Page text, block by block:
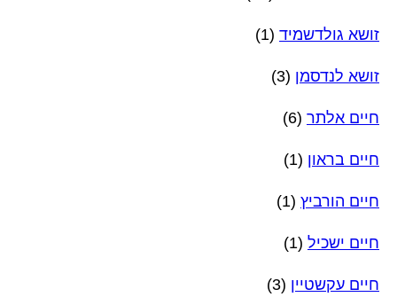
זושא גולדשמיד (1)
זושא לנדסמן (3)
חיים אלתר (6)
חיים בראון (1)
חיים הורביץ (1)
חיים ישכיל (1)
חיים עקשטיין (3)